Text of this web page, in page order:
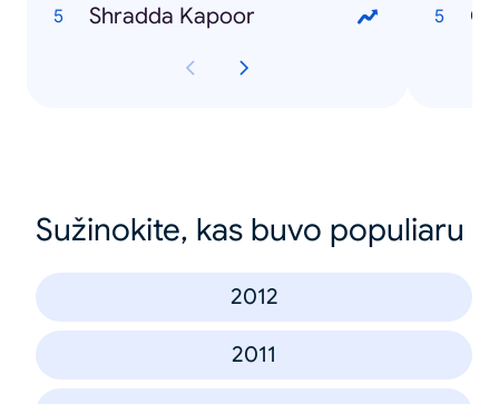
Shradda Kapoor
Sužinokite, kas buvo populiaru
2012
2011